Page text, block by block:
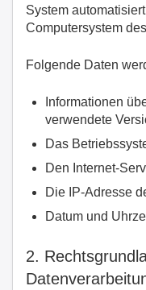
System
Computersystem
Folgende Daten
Informationen
verwendete
Das
Den Internet-
Die IP-Adresse
Datum und
2.